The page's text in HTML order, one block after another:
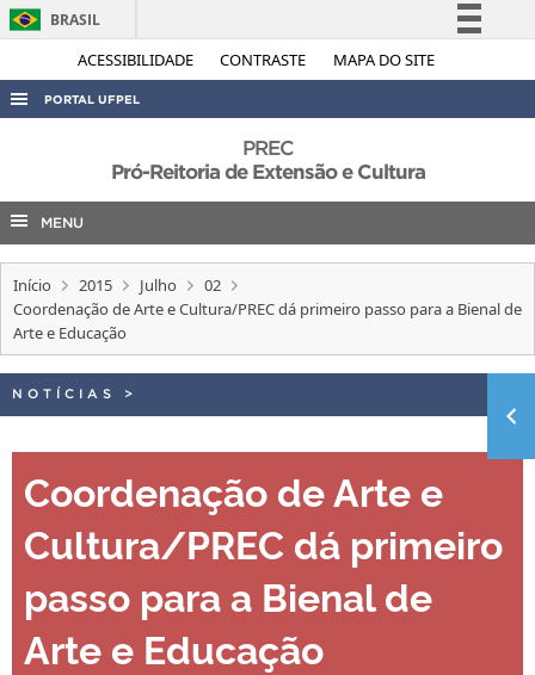
ACESSIBILIDADE CONTRASTE MAPA DO SITE
BRASIL
Simplifique!
Acesso à informação
Legislação
PORTAL UFPEL
AUDITORIA
COBALTO
CONCURSOS
EDITAIS
INTERNACIONAL
PREC
Pró-Reitoria de Extensão e Cultura
MENU
Início 2015 Julho
02
Coordenação de Arte e Cultura/PREC dá primeiro passo para a Bienal de
Arte e Educação
NOTÍCIAS >
Coordenação de Arte e
Cultura/PREC dá primeiro
passo para a Bienal de
Arte e Educação